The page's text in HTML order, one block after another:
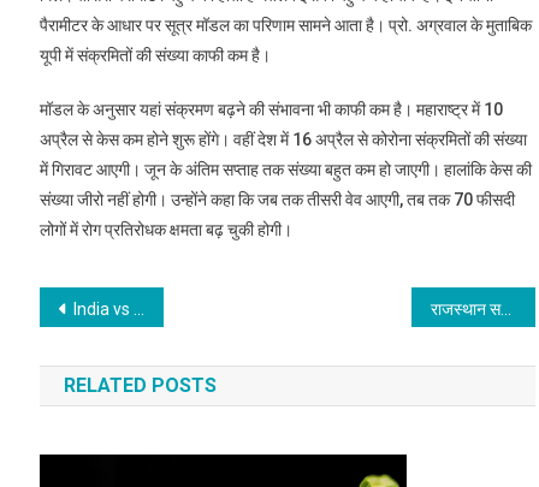
पैरामीटर के आधार पर सूत्र मॉडल का परिणाम सामने आता है। प्रो. अग्रवाल के मुताबिक
यूपी में संक्रमितों की संख्या काफी कम है।
मॉडल के अनुसार यहां संक्रमण बढ़ने की संभावना भी काफी कम है। महाराष्ट्र में 10
अप्रैल से केस कम होने शुरू होंगे। वहीं देश में 16 अप्रैल से कोरोना संक्रमितों की संख्या
में गिरावट आएगी। जून के अंतिम सप्ताह तक संख्या बहुत कम हो जाएगी। हालांकि केस की
संख्या जीरो नहीं होगी। उन्होंने कहा कि जब तक तीसरी वेव आएगी, तब तक 70 फीसदी
लोगों में रोग प्रतिरोधक क्षमता बढ़ चुकी होगी।
Post
navigation
India vs England: ऋषभ पंत के साथ वनडे टीम में अपने कॉम्पिटिशन को लेकर जानिए क्या बोले केएल राहुल राजस्थान सरकार:पब्लिक प्लेस में खेल सकेंगे होली,जरूरी गाइडलाइंस पढ़ें
RELATED POSTS